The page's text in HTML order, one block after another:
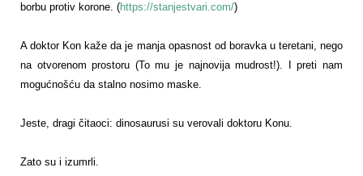
borbu protiv korone. (https://stanjestvari.com/)
A doktor Kon kaže da je manja opasnost od boravka u teretani, nego
na otvorenom prostoru (To mu je najnovija mudrost!). I preti nam
mogućnošću da stalno nosimo maske.
Jeste, dragi čitaoci: dinosaurusi su verovali doktoru Konu.
Zato su i izumrli.